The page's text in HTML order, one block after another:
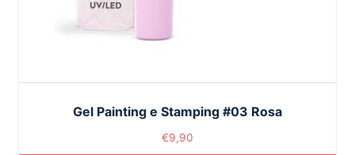
Gel Painting e Stamping #03 Rosa
€9,90